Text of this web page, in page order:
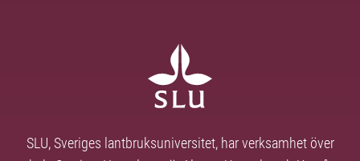
SLU, Sveriges lantbruksuniversitet, har verksamhet över